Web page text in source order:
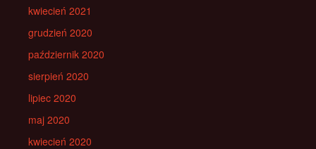
kwiecień 2021
grudzień 2020
październik 2020
sierpień 2020
lipiec 2020
maj 2020
kwiecień 2020